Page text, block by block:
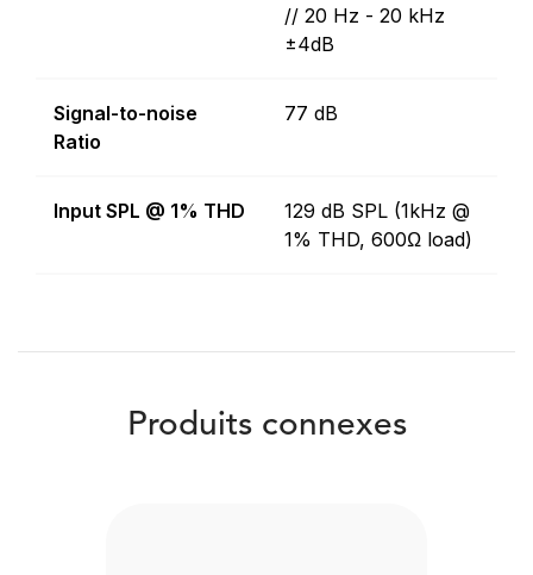
// 20 Hz - 20 kHz
±4dB
Signal-to-noise
Ratio
77 dB
Input SPL @ 1% THD
129 dB SPL (1kHz @
1% THD, 600Ω load)
Produits connexes